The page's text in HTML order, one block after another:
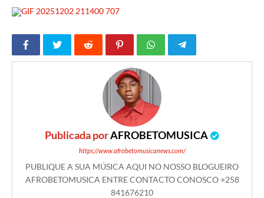
Publicada porAFROBETOMUSICA
https://www.afrobetomusicanews.com/
PUBLIQUE A SUA MÚSICA AQUI NO NOSSO BLOGUEIRO
AFROBETOMUSICA ENTRE CONTACTO CONOSCO +258
841676210